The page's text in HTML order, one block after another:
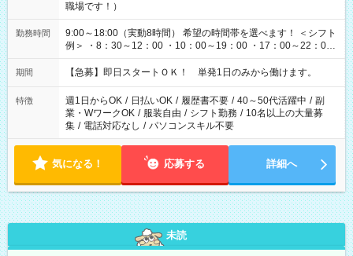
職場です！）
勤務時間
9:00～18:00（実動8時間） 希望の時間帯を選べます！ ＜シフト
例＞ ・8：30～12：00 ・10：00～19：00 ・17：00～22：00
・13：00～22：00 ・22：00～翌6：00 など
期間 【急募】即日スタートＯＫ！ 単発1日のみから働けます。
特徴 週1日からOK / 日払いOK / 履歴書不要 / 40～50代活躍中 / 副
業・WワークOK / 服装自由 / シフト勤務 / 10名以上の大量募
集 / 電話対応なし / パソコンスキル不要
気になる！ 応募する 詳細へ
未読